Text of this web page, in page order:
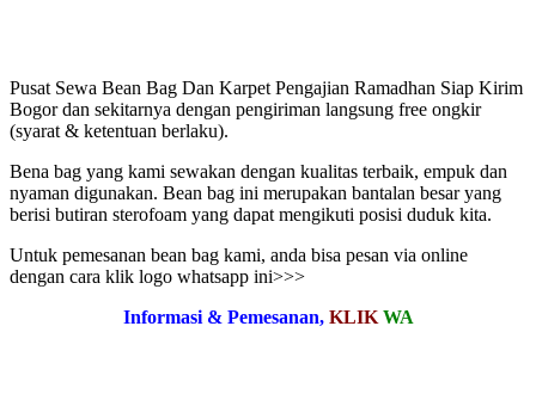
Pusat Sewa Bean Bag Dan Karpet Pengajian Ramadhan Siap Kirim
Bogor dan sekitarnya dengan pengiriman langsung free ongkir
(syarat & ketentuan berlaku).
Bena bag yang kami sewakan dengan kualitas terbaik, empuk dan
nyaman digunakan. Bean bag ini merupakan bantalan besar yang
berisi butiran sterofoam yang dapat mengikuti posisi duduk kita.
Untuk pemesanan bean bag kami, anda bisa pesan via online
dengan cara klik logo whatsapp ini>>>
Informasi & Pemesanan, KLIK WA